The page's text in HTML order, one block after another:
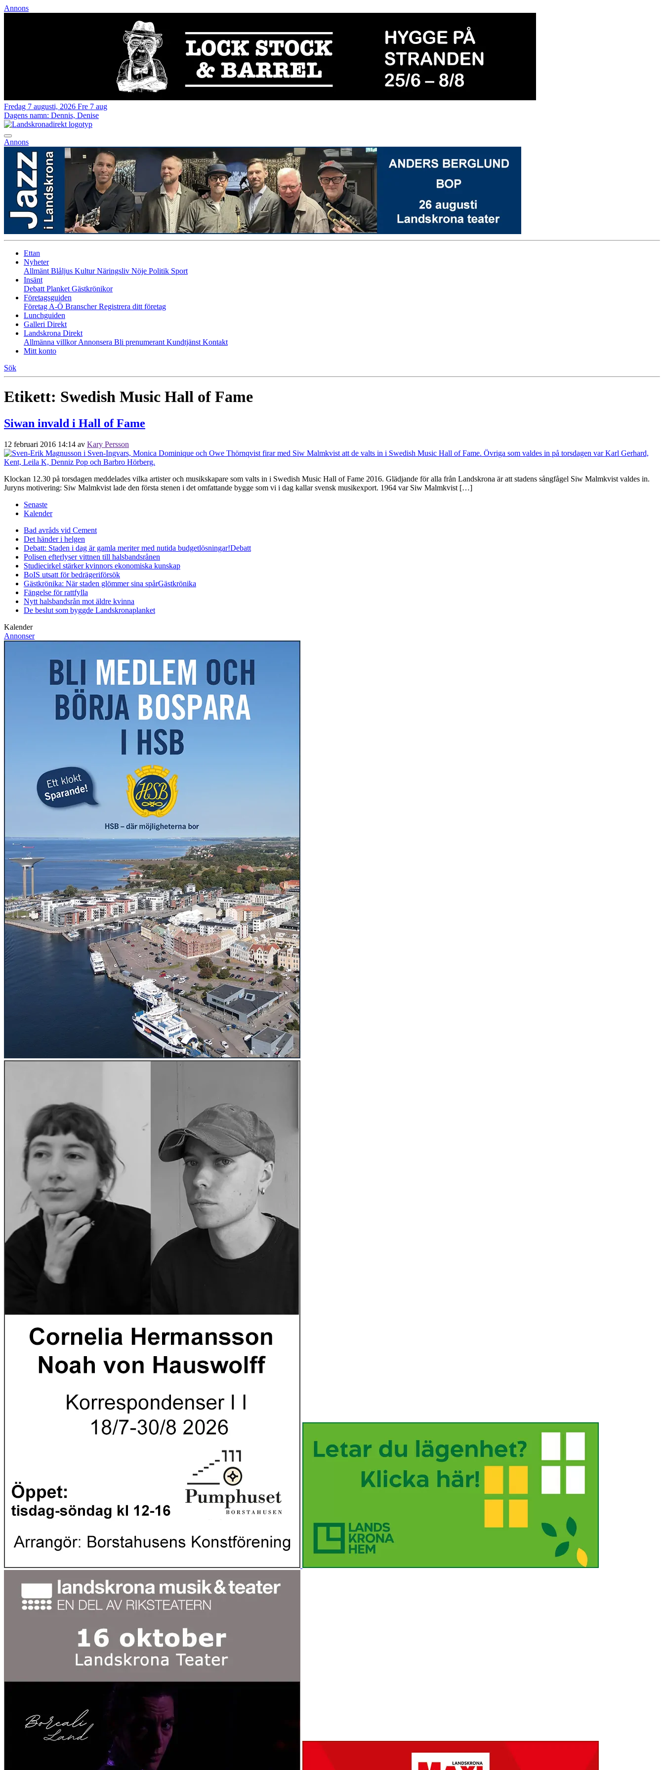
Annons
Fredag 7 augusti, 2026 Fre 7 aug
Dagens namn: Dennis, Denise
Annons
Ettan
Nyheter
Allmänt Blåljus KulturNäringsliv Nöje Politik Sport
Insänt
Debatt Planket Gästkrönikor
Företagsguiden
Företag A-Ö BranscherRegistrera ditt företag
Lunchguiden
Galleri Direkt
Landskrona Direkt
Allmänna villkorAnnonsera Bli prenumerant Kundtjänst Kontakt
Mitt konto
Sök
Etikett: Swedish Music Hall of Fame
Siwan invald i Hall of Fame
12 februari 2016 14:14 av Kary Persson
Klockan 12.30 på torsdagen meddelades vilka artister och musikskapare som valts in i Swedish Music Hall of Fame 2016. Glädjande för alla från Landskrona är att stadens sångfågel Siw Malmkvist valdes in.
Juryns motivering: Siw Malmkvist lade den första stenen i det omfattande bygge som vi i dag kallar svensk musikexport. 1964 var Siw Malmkvist […]
Senaste
Kalender
Bad avråds vid Cement
Det händer i helgen
Debatt: Staden i dag är gamla meriter med nutida budgetlösningar!Debatt
Polisen efterlyser vittnen till halsbandsrånen
Studiecirkel stärker kvinnors ekonomiska kunskap
BoIS utsatt för bedrägeriförsök
Gästkrönika: När staden glömmer sina spårGästkrönika
Fängelse för rattfylla
Nytt halsbandsrån mot äldre kvinna
De beslut som byggde Landskronaplanket
Kalender
Annonser